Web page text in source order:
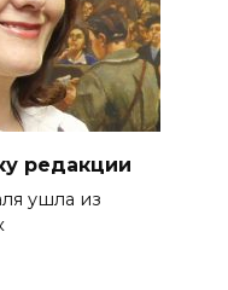
редакции
ушла из